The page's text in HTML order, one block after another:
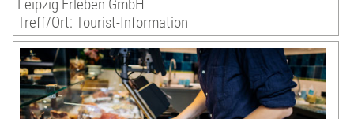
Leipzig Erleben GmbH
Treff/Ort: Tourist-Information